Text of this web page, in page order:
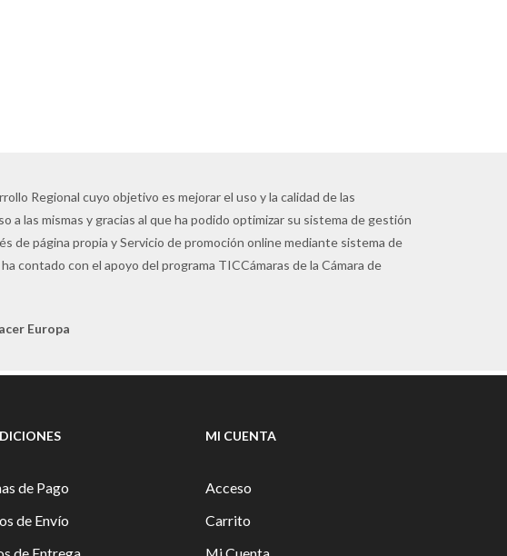
Regional cuyo objetivo es mejorar el uso y la calidad de las
a las mismas y gracias al que ha podido optimizar su sistema de gestión
de página propia y Servicio de promoción online mediante sistema de
contado con el apoyo del programa TICCámaras de la Cámara de
Europa
de Pago
de Envío
MI CUENTA
Acceso
Carrito